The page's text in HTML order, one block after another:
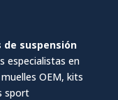
de suspensión
especialistas en
OEM, kits
sport